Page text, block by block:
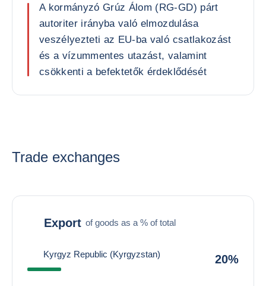
A kormányzó Grúz Álom (RG-GD) párt
autoriter irányba való elmozdulása
veszélyezteti az EU-ba való csatlakozást
és a vízummentes utazást, valamint
csökkenti a befektetők érdeklődését
Trade exchanges
Export of goods as a % of total
Kyrgyz Republic (Kyrgyzstan) 20%